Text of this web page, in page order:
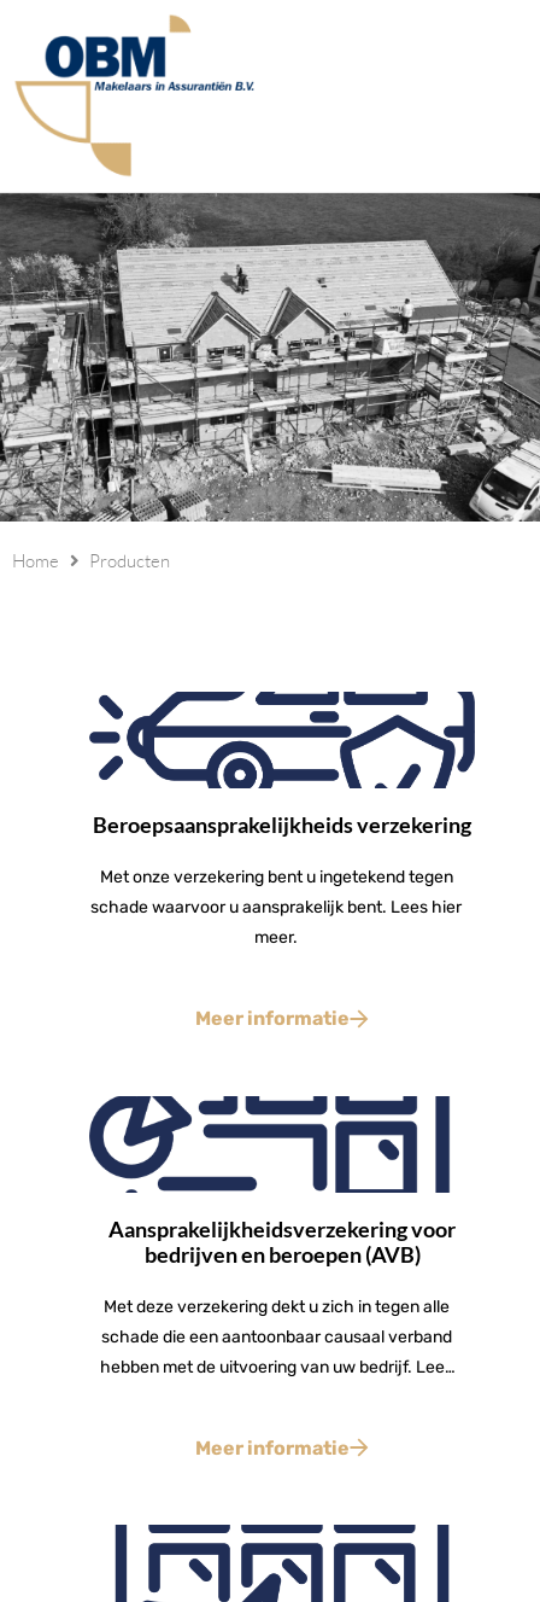
Home Producten
Beroepsaansprakelijkheids verzekering
Met onze verzekering bent u ingetekend tegen
schade waarvoor u aansprakelijk bent. Lees hier
meer.
Meer informatie
Aansprakelijkheidsverzekering voor
bedrijven en beroepen (AVB)
Met deze verzekering dekt u zich in tegen alle
schade die een aantoonbaar causaal verband
hebben met de uitvoering van uw bedrijf. Lees
Meer informatie